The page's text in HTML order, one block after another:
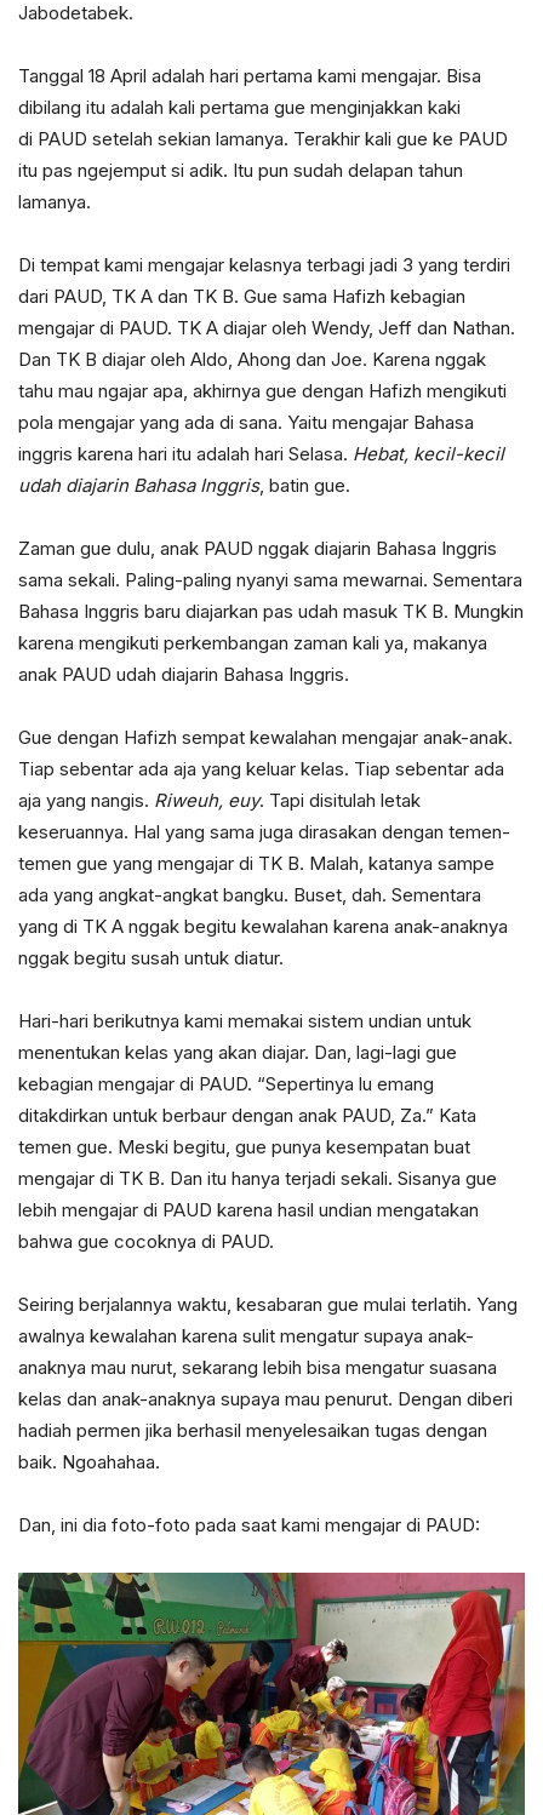
Jabodetabek.
Tanggal 18 April adalah hari pertama kami mengajar. Bisa
dibilang itu adalah kali pertama gue menginjakkan kaki
di PAUD setelah sekian lamanya. Terakhir kali gue ke PAUD
itu pas ngejemput si adik. Itu pun sudah delapan tahun
lamanya.
Di tempat kami mengajar kelasnya terbagi jadi 3 yang terdiri
dari PAUD, TK A dan TK B. Gue sama Hafizh kebagian
mengajar di PAUD. TK A diajar oleh Wendy, Jeff dan Nathan.
Dan TK B diajar oleh Aldo, Ahong dan Joe. Karena nggak
tahu mau ngajar apa, akhirnya gue dengan Hafizh mengikuti
pola mengajar yang ada di sana. Yaitu mengajar Bahasa
inggris karena hari itu adalah hari Selasa. Hebat, kecil-kecil
udah diajarin Bahasa Inggris, batin gue.
Zaman gue dulu, anak PAUD nggak diajarin Bahasa Inggris
sama sekali. Paling-paling nyanyi sama mewarnai. Sementara
Bahasa Inggris baru diajarkan pas udah masuk TK B. Mungkin
karena mengikuti perkembangan zaman kali ya, makanya
anak PAUD udah diajarin Bahasa Inggris.
Gue dengan Hafizh sempat kewalahan mengajar anak-anak.
Tiap sebentar ada aja yang keluar kelas. Tiap sebentar ada
aja yang nangis. Riweuh, euy. Tapi disitulah letak
keseruannya. Hal yang sama juga dirasakan dengan temen-
temen gue yang mengajar di TK B. Malah, katanya sampe
ada yang angkat-angkat bangku. Buset, dah. Sementara
yang di TK A nggak begitu kewalahan karena anak-anaknya
nggak begitu susah untuk diatur.
Hari-hari berikutnya kami memakai sistem undian untuk
menentukan kelas yang akan diajar. Dan, lagi-lagi gue
kebagian mengajar di PAUD. “Sepertinya lu emang
ditakdirkan untuk berbaur dengan anak PAUD, Za.” Kata
temen gue. Meski begitu, gue punya kesempatan buat
mengajar di TK B. Dan itu hanya terjadi sekali. Sisanya gue
lebih mengajar di PAUD karena hasil undian mengatakan
bahwa gue cocoknya di PAUD.
Seiring berjalannya waktu, kesabaran gue mulai terlatih. Yang
awalnya kewalahan karena sulit mengatur supaya anak-
anaknya mau nurut, sekarang lebih bisa mengatur suasana
kelas dan anak-anaknya supaya mau penurut. Dengan diberi
hadiah permen jika berhasil menyelesaikan tugas dengan
baik. Ngoahahaa.
Dan, ini dia foto-foto pada saat kami mengajar di PAUD: